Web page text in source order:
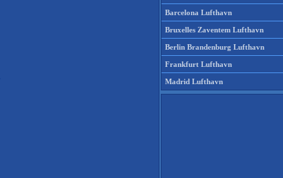
Barcelona Lufthavn
Bruxelles Zaventem Lufthavn
Berlin Brandenburg Lufthavn
Frankfurt Lufthavn
Madrid Lufthavn